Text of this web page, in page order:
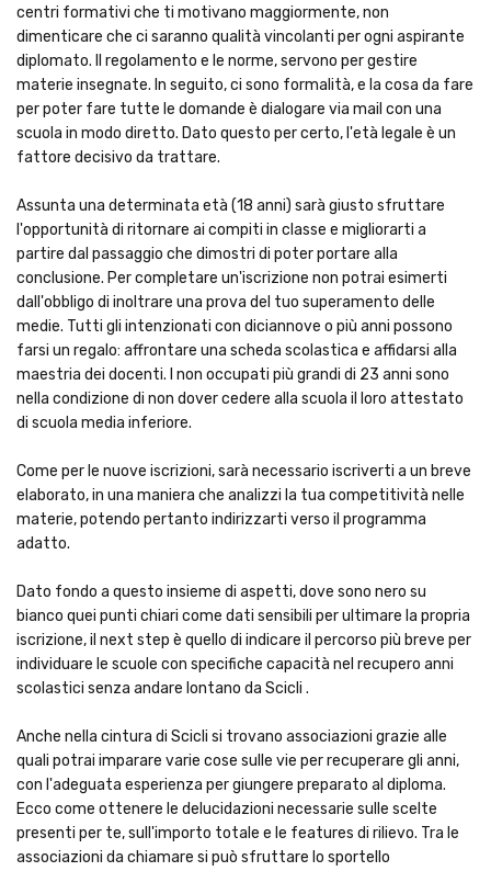
centri formativi che ti motivano maggiormente, non
dimenticare che ci saranno qualità vincolanti per ogni aspirante
diplomato. Il regolamento e le norme, servono per gestire
materie insegnate. In seguito, ci sono formalità, e la cosa da fare
per poter fare tutte le domande è dialogare via mail con una
scuola in modo diretto. Dato questo per certo, l'età legale è un
fattore decisivo da trattare.
Assunta una determinata età (18 anni) sarà giusto sfruttare
l'opportunità di ritornare ai compiti in classe e migliorarti a
partire dal passaggio che dimostri di poter portare alla
conclusione. Per completare un'iscrizione non potrai esimerti
dall'obbligo di inoltrare una prova del tuo superamento delle
medie. Tutti gli intenzionati con diciannove o più anni possono
farsi un regalo: affrontare una scheda scolastica e affidarsi alla
maestria dei docenti. I non occupati più grandi di 23 anni sono
nella condizione di non dover cedere alla scuola il loro attestato
di scuola media inferiore.
Come per le nuove iscrizioni, sarà necessario iscriverti a un breve
elaborato, in una maniera che analizzi la tua competitività nelle
materie, potendo pertanto indirizzarti verso il programma
adatto.
Dato fondo a questo insieme di aspetti, dove sono nero su
bianco quei punti chiari come dati sensibili per ultimare la propria
iscrizione, il next step è quello di indicare il percorso più breve per
individuare le scuole con specifiche capacità nel recupero anni
scolastici senza andare lontano da Scicli .
Anche nella cintura di Scicli si trovano associazioni grazie alle
quali potrai imparare varie cose sulle vie per recuperare gli anni,
con l'adeguata esperienza per giungere preparato al diploma.
Ecco come ottenere le delucidazioni necessarie sulle scelte
presenti per te, sull'importo totale e le features di rilievo. Tra le
associazioni da chiamare si può sfruttare lo sportello